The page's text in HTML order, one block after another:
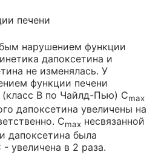
печени
нарушением функции
дапоксетина и
не изменялась. У
функции печени
В по Чайлд-Пью) Cmax
дапоксетина увеличены на
Cmax несвязанной
дапоксетина была
- увеличена в 2 раза.